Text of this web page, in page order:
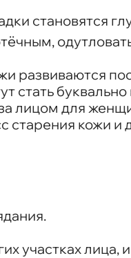
становятся
развиваются
стать
лицом для
старения кожи и
участках лица,